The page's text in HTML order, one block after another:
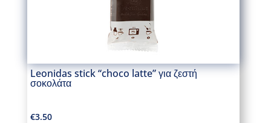
Leonidas stick “choco latte” για ζεστή
σοκολάτα
€3.50